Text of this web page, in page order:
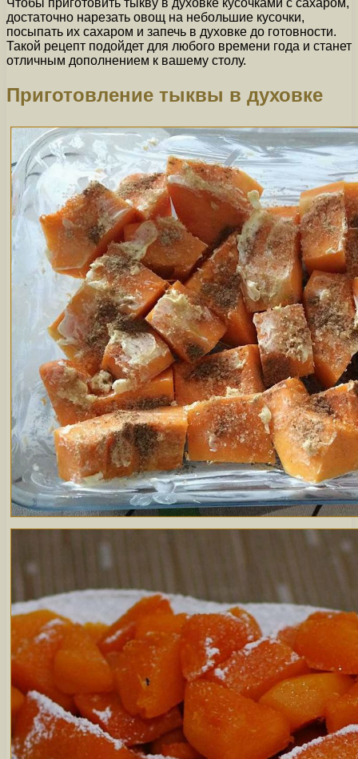
Чтобы приготовить тыкву в духовке кусочками с сахаром,
достаточно нарезать овощ на небольшие кусочки,
посыпать их сахаром и запечь в духовке до готовности.
Такой рецепт подойдет для любого времени года и станет
отличным дополнением к вашему столу.
Приготовление тыквы в духовке